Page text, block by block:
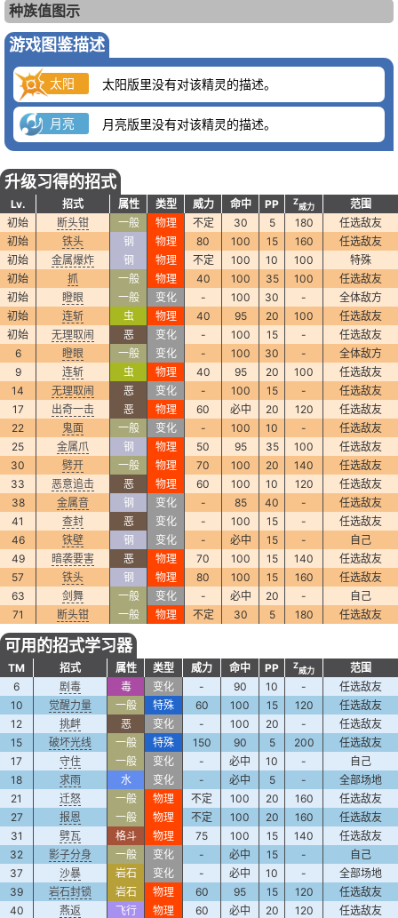
种族值图示
游戏图鉴描述
太阳 太阳版里没有对该精灵的描述。
月亮 月亮版里没有对该精灵的描述。
升级习得的招式
Lv. 招式 属性 类型 威力 命中 PP Z
威力
范围
初始
断头钳 一般 物理 不定 30 5 180
任选敌友
初始
铁头 钢 物理 80 100 15 160
任选敌友
初始
金属爆炸 钢 物理 不定 100 10 100
特殊
初始
抓 一般 物理 40 100 35 100
任选敌友
初始
瞪眼 一般 变化 - 100 30 -
全体敌方
初始
连斩 虫 物理 40 95 20 100
任选敌友
初始
无理取闹 恶 变化 - 100 15 -
任选敌友
6
瞪眼 一般 变化 - 100 30 -
全体敌方
9
连斩 虫 物理 40 95 20 100
任选敌友
14
无理取闹 恶 变化 - 100 15 -
任选敌友
17
出奇一击 恶 物理 60 必中 20 120
任选敌友
22
鬼面 一般 变化 - 100 10 -
任选敌友
25
金属爪 钢 物理 50 95 35 100
任选敌友
30
劈开 一般 物理 70 100 20 140
任选敌友
33
恶意追击 恶 物理 60 100 10 120
任选敌友
38
金属音 钢 变化 - 85 40 -
任选敌友
41
查封 恶 变化 - 100 15 -
任选敌友
46
铁壁 钢 变化 - 必中 15 -
自己
49
暗袭要害 恶 物理 70 100 15 140
任选敌友
57
铁头 钢 物理 80 100 15 160
任选敌友
63
剑舞 一般 变化 - 必中 20 -
自己
71
断头钳 一般 物理 不定 30 5 180 任选敌友
可用的招式学习器
TM 招式 属性 类型 威力 命中 PP Z
威力
范围
6
剧毒 毒 变化 - 90 10 -
任选敌友
10
觉醒力量 一般 特殊 60 100 15 120
任选敌友
12
挑衅 恶 变化 - 100 20 -
任选敌友
15
破坏光线 一般 特殊 150 90 5 200
任选敌友
17
守住 一般 变化 - 必中 10 -
自己
18
求雨 水 变化 - 必中 5 -
全部场地
21
迁怒 一般 物理 不定 100 20 160
任选敌友
27
报恩 一般 物理 不定 100 20 160
任选敌友
31
劈瓦 格斗 物理 75 100 15 140
任选敌友
32
影子分身 一般 变化 - 必中 15 -
自己
37
沙暴 岩石 变化 - 必中 10 -
全部场地
39
岩石封锁 岩石 物理 60 95 15 120
任选敌友
40
燕返 飞行 物理 60 必中 20 120
任选敌友